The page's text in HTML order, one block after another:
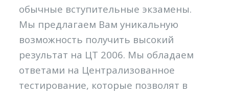
обычные вступительные экзамены.
Мы предлагаем Вам уникальную
возможность получить высокий
результат на ЦТ 2006. Мы обладаем
ответами на Централизованное
тестирование, которые позволят в